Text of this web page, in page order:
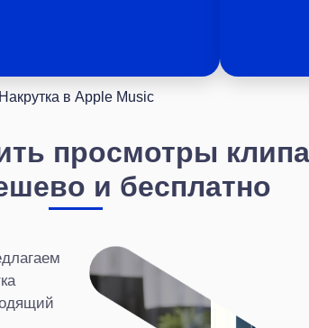
Накрутка в Apple Music
просмотры клипа
и бесплатно